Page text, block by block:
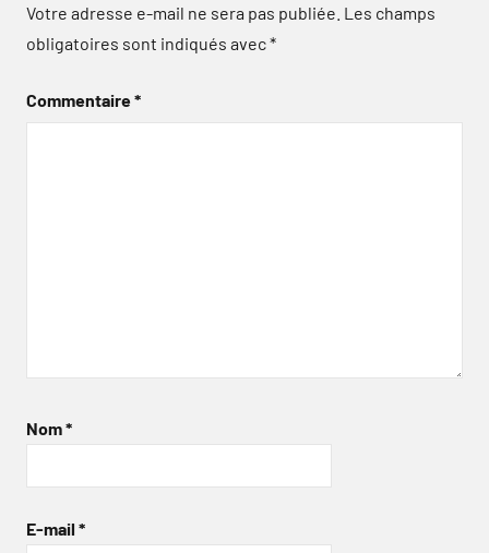
Votre adresse e-mail ne sera pas publiée. Les champs
obligatoires sont indiqués avec*
Commentaire*
Nom*
E-mail *